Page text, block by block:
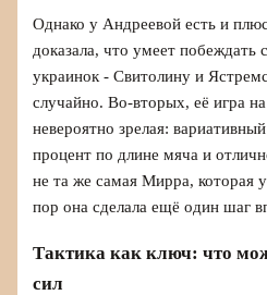
Однако у Андреевой есть и
доказала, что умеет побеждать
украинок - Свитолину и
случайно. Во‑вторых, её игра
невероятно зрелая:
процент по длине мяча и
не та же самая Мирра, которая
пор она сделала ещё один шаг
Тактика как ключ: что
сил